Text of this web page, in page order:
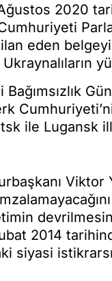
2020
ilan eden
ile Lugansk
2014
siyasi